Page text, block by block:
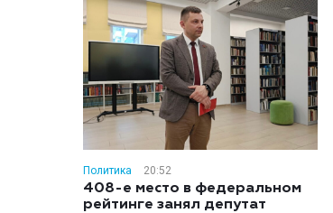
Политика 20:52
408-е место в федеральном
рейтинге занял депутат